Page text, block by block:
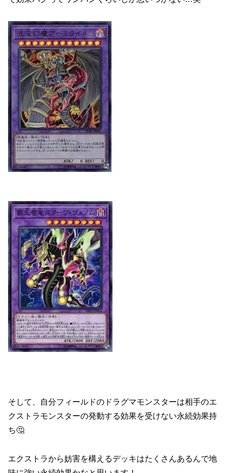
そして、自分フィールドのドラグマモンスターは相手のエ
クストラモンスターの発動する効果を受けない永続効果持
ち🤔
エクストラから妨害を構えるデッキはたくさんあるんで地